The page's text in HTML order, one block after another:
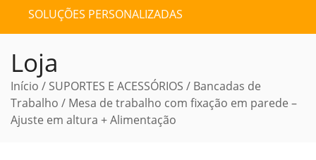
SOLUÇÕES PERSONALIZADAS
Loja
Início / SUPORTES E ACESSÓRIOS / Bancadas de
Trabalho / Mesa de trabalho com fixação em parede –
Ajuste em altura + Alimentação